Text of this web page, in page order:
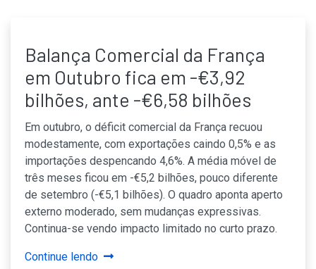
Balança Comercial da França
em Outubro fica em -€3,92
bilhões, ante -€6,58 bilhões
Em outubro, o déficit comercial da França recuou
modestamente, com exportações caindo 0,5% e as
importações despencando 4,6%. A média móvel de
três meses ficou em -€5,2 bilhões, pouco diferente
de setembro (-€5,1 bilhões). O quadro aponta aperto
externo moderado, sem mudanças expressivas.
Continua-se vendo impacto limitado no curto prazo.
Continue lendo